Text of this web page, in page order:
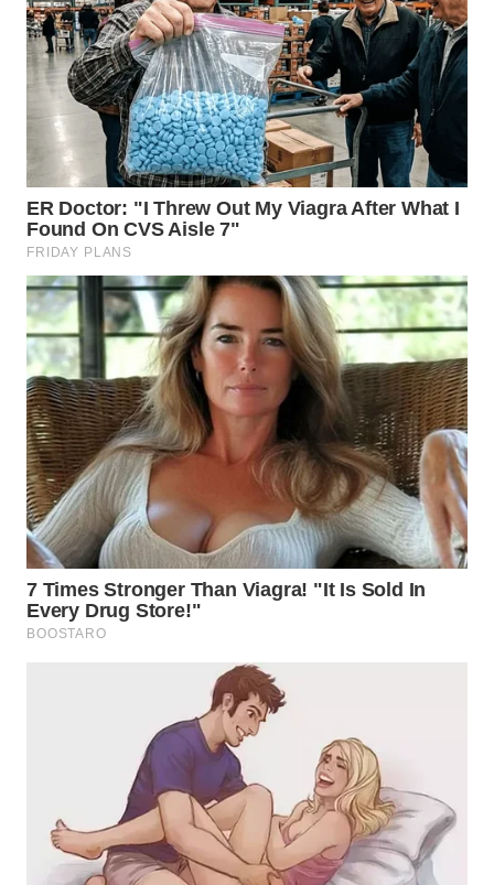
TOBA
WN
NIAS
WN
LANGKAT
WN
TAPANULI
SELATAN
WN
TANJUNG
LESUNG
WN
KARO
WN
SIMALUNGUN
WN
LABUHANBATU
SERDANG
WN